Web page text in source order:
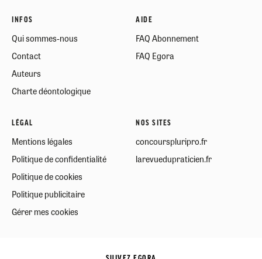
INFOS
Qui sommes-nous
Contact
Auteurs
Charte déontologique
AIDE
FAQ Abonnement
FAQ Egora
LÉGAL
Mentions légales
Politique de confidentialité
Politique de cookies
Politique publicitaire
Gérer mes cookies
NOS SITES
concourspluripro.fr
larevuedupraticien.fr